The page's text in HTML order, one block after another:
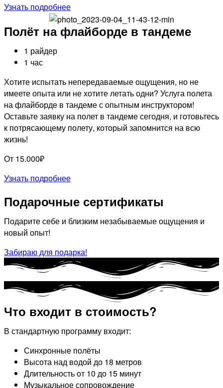
Узнать подробнее
Полёт на флайборде в тандеме
1 райдер
1 час
Хотите испытать непередаваемые ощущения, но не
имеете опыта или не хотите летать одни? Услуга полета
на флайборде в тандеме с опытным инструктором!
Оставьте заявку на полет в тандеме сегодня, и готовьтесь
к потрясающему полету, который запомнится на всю
жизнь!
От 15.000₽
Узнать подробнее
Подарочные сертификаты
Подарите себе и близким незабываемые ощущения и
новый опыт!
Забираю для подарка!
Что входит в стоимость?
В стандартную программу входит:
Синхронные полёты
Высота над водой до 18 метров
Длительность от 10 до 15 минут
Музыкальное сопровождение